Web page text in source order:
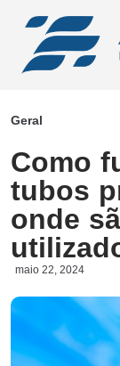
Geral
Como
tubos
onde
maio 22, 2024